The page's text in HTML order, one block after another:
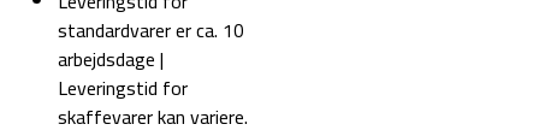
standardvarer er ca. 10
arbejdsdage |
Leveringstid for
skaffevarer kan variere.